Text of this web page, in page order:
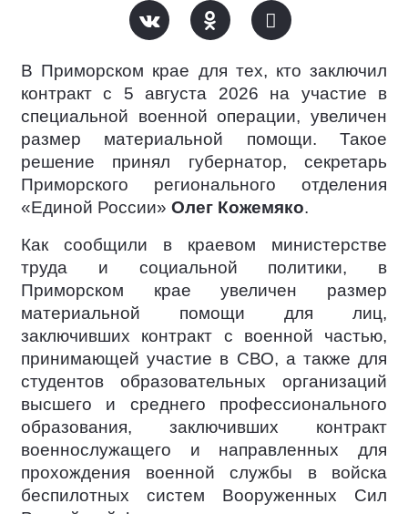
В Приморском крае для тех, кто заключил
контракт c 5 августа 2026 на участие в
специальной военной операции, увеличен
размер материальной помощи. Такое
решение принял губернатор, секретарь
Приморского регионального отделения
«Единой России» Олег Кожемяко.
Как сообщили в краевом министерстве
труда и социальной политики, в
Приморском крае увеличен размер
материальной помощи для лиц,
заключивших контракт с военной частью,
принимающей участие в СВО, а также для
студентов образовательных организаций
высшего и среднего профессионального
образования, заключивших контракт
военнослужащего и направленных для
прохождения военной службы в войска
беспилотных систем Вооруженных Сил